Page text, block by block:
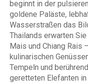
beginnt in der
goldene Paläste,
Wasserstraßen das
Thailands erwarten
Mais und Chiang Rais
kulinarischen
Tempeln und
geretteten Elefanten